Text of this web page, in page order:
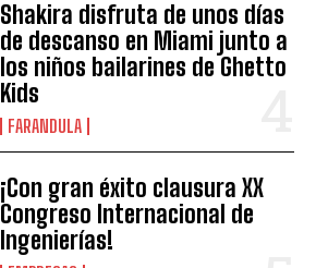
Shakira disfruta de unos días
de descanso en Miami junto a
los niños bailarines de Ghetto
Kids
FARANDULA
¡Con gran éxito clausura XX
Congreso Internacional de
Ingenierías!